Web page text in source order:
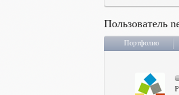
Пользователь
Портфолио